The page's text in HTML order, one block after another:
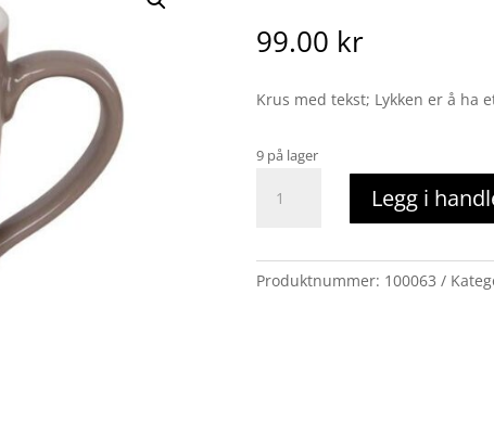
99.00 kr
Krus med tekst; Lykken er å ha
9 på lager
barnebarn
Legg i
Produktnummer: 100063